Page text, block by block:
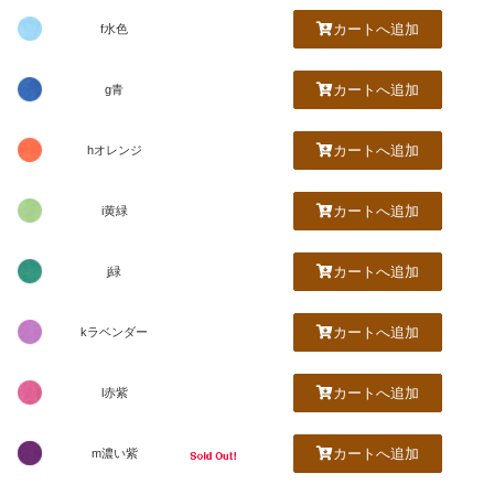
f水色 カートへ追加
g青 カートへ追加
hオレンジ カートへ追加
i黄緑 カートへ追加
j緑 カートへ追加
kラベンダー カートへ追加
l赤紫 カートへ追加
m濃い紫 カートへ追加